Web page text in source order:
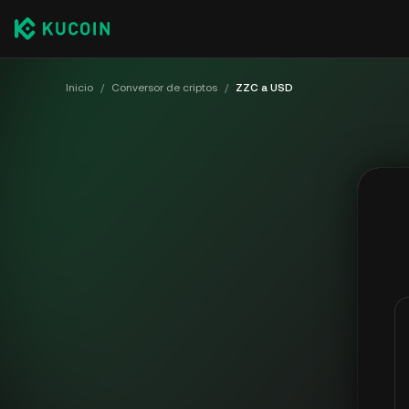
Inicio / Conversor de criptos / ZZC a USD